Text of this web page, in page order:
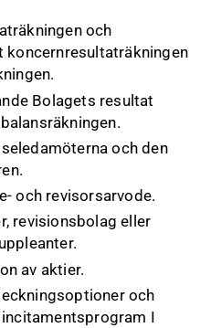
och
koncernresultaträkningen
Bolagets resultat
och den
och revisorsarvode.
revisionsbolag eller
av aktier.
och
I